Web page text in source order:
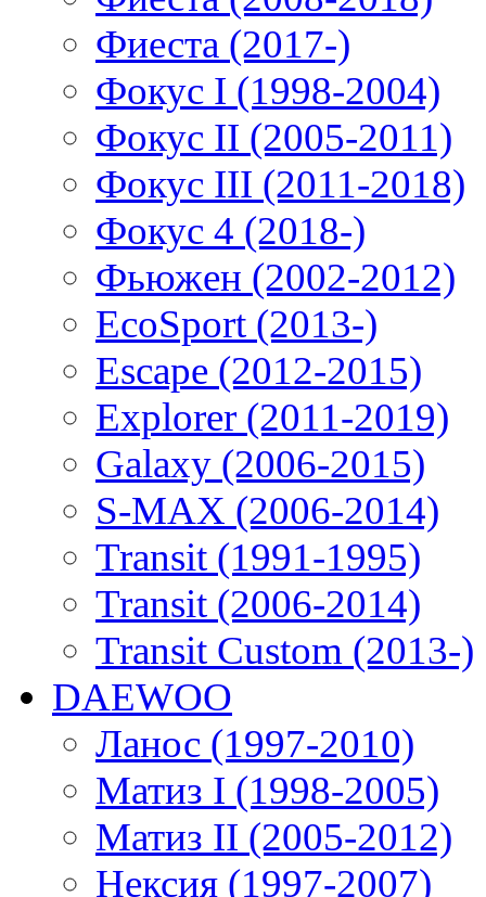
Фиеста (2017-)
Фокус I (1998-2004)
Фокус II (2005-2011)
Фокус III (2011-2018)
Фокус 4 (2018-)
Фьюжен (2002-2012)
EcoSport (2013-)
Escape (2012-2015)
Explorer (2011-2019)
Galaxy (2006-2015)
S-MAX (2006-2014)
Transit (1991-1995)
Transit (2006-2014)
Transit Custom (2013-)
DAEWOO
Ланос (1997-2010)
Матиз I (1998-2005)
Матиз II (2005-2012)
Нексия (1997-2007)